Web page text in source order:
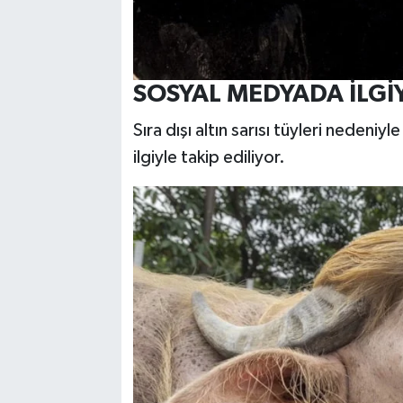
SOSYAL MEDYADA
Sıra dışı altın sarısı tüyleri
ilgiyle takip ediliyor.